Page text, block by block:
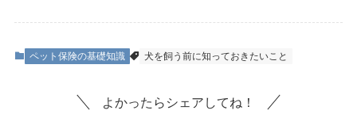
ペット保険の基礎知識 犬を飼う前に知っておきたいこと
よかったらシェアしてね！